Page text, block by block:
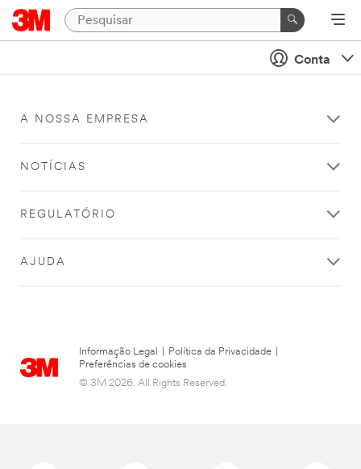
Conta
A NOSSA EMPRESA
NOTÍCIAS
REGULATÓRIO
AJUDA
Informação Legal Política da Privacidade
Preferências de cookies
© 3M 2026. All Rights Reserved.